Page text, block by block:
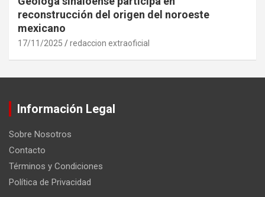
reconstrucción del origen del noroeste
mexicano
17/11/2025 redaccion extraoficial
Información Legal
Sobre Nosotros
Contacto
Términos y Condiciones
Política de Privacidad